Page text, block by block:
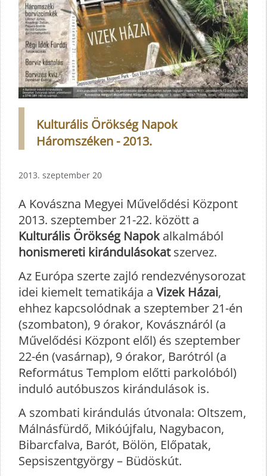
Kulturális Örökség Napok
Háromszéken - 2013.
2013. szeptember 20
A Kovászna Megyei Művelődési Központ
2013. szeptember 21-22. között a
Kulturális Örökség Napokalkalmából
honismereti kirándulásokatszervez.
Az Európa szerte zajló rendezvénysorozat
idei kiemelt tematikája a Vizek Házai,
ehhez kapcsolódnak a szeptember 21-én
(szombaton), 9 órakor, Kovásznáról (a
Művelődési Központ elől) és szeptember
22-én (vasárnap), 9 órakor, Barótról (a
Református Templom előtti parkolóból)
induló autóbuszos kirándulások is.
A szombati kirándulás útvonala: Oltszem,
Málnásfürdő, Mikóújfalu, Nagybacon,
Bibarcfalva, Barót, Bölön, Előpatak,
Sepsiszentgyörgy – Büdöskút.